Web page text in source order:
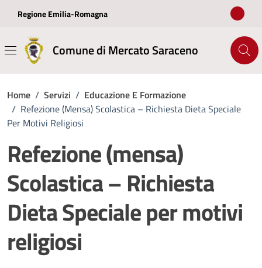
Regione Emilia-Romagna
Comune di Mercato Saraceno
Home / Servizi / Educazione E Formazione
/ Refezione (mensa) Scolastica – Richiesta Dieta Speciale
Per Motivi Religiosi
Refezione (mensa)
Scolastica – Richiesta
Dieta Speciale per motivi
religiosi